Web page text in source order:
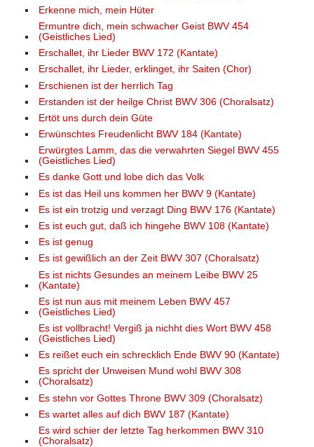
Erkenne mich, mein Hüter
Ermuntre dich, mein schwacher Geist BWV 454
(Geistliches Lied)
Erschallet, ihr Lieder BWV 172 (Kantate)
Erschallet, ihr Lieder, erklinget, ihr Saiten (Chor)
Erschienen ist der herrlich Tag
Erstanden ist der heilge Christ BWV 306 (Choralsatz)
Ertöt uns durch dein Güte
Erwünschtes Freudenlicht BWV 184 (Kantate)
Erwürgtes Lamm, das die verwahrten Siegel BWV 455
(Geistliches Lied)
Es danke Gott und lobe dich das Volk
Es ist das Heil uns kommen her BWV 9 (Kantate)
Es ist ein trotzig und verzagt Ding BWV 176 (Kantate)
Es ist euch gut, daß ich hingehe BWV 108 (Kantate)
Es ist genug
Es ist gewißlich an der Zeit BWV 307 (Choralsatz)
Es ist nichts Gesundes an meinem Leibe BWV 25
(Kantate)
Es ist nun aus mit meinem Leben BWV 457
(Geistliches Lied)
Es ist vollbracht! Vergiß ja nichht dies Wort BWV 458
(Geistliches Lied)
Es reißet euch ein schrecklich Ende BWV 90 (Kantate)
Es spricht der Unweisen Mund wohl BWV 308
(Choralsatz)
Es stehn vor Gottes Throne BWV 309 (Choralsatz)
Es wartet alles auf dich BWV 187 (Kantate)
Es wird schier der letzte Tag herkommen BWV 310
(Choralsatz)